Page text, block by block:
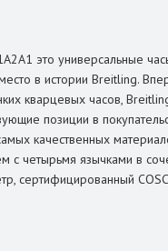
это универсальные
в истории Breitling.
кварцевых часов,
позиции в
качественных
с четырьмя язычками в
сертифицированный